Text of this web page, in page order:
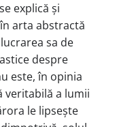
explică și
arta abstractă
sa de
despre
este, în opinia
veritabilă a lumii
le lipsește